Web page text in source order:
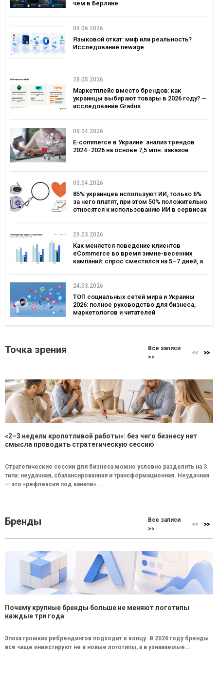
чем в Берлине
04.06.2026
Языковой откат: миф или реальность?
Исследование newage
28.05.2026
Маркетплейс вместо брендов: как
украинцы выбирают товары в 2026 году? —
исследование Gradus
09.04.2026
E-commerce в Украине: анализ трендов
2024–2026 на основе 7,5 млн. заказов
03.04.2026
85% украинцев используют ИИ, только 6%
за него платят, при этом 50% положительно
относятся к использованию ИИ в сервисах
29.03.2026
Как меняется поведение клиентов
eCommerce во время зимне-весенних
кампаний: спрос сместился на 5–7 дней, а
четверг — исследование eSputnik и Inweb
24.03.2026
ТОП социальных сетей мира и Украины
2026: полное руководство для бизнеса,
маркетологов и читателей
Точка зрения
Все записи
>>
«2–3 недели кропотливой работы»: без чего бизнесу нет
смысла проводить стратегическую сессию
Стратегические сессии для бизнеса можно условно разделить на 3
типа: неудачная, сбалансированная и трансформационная. Неудачная
— это «рефлексия под канапе»...
Бренды
Все записи
>>
Почему крупные бренды больше не меняют логотипы
каждые три года
Эпоха громких ребрендингов подходит к концу. В 2026 году бренды
всё чаще инвестируют не в новые логотипы, а в узнаваемые...